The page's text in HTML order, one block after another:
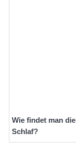
Wie findet man
Schlaf?